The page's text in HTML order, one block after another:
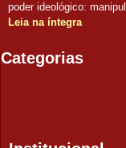
poder ideológico:
Leia na íntegra
Categorias